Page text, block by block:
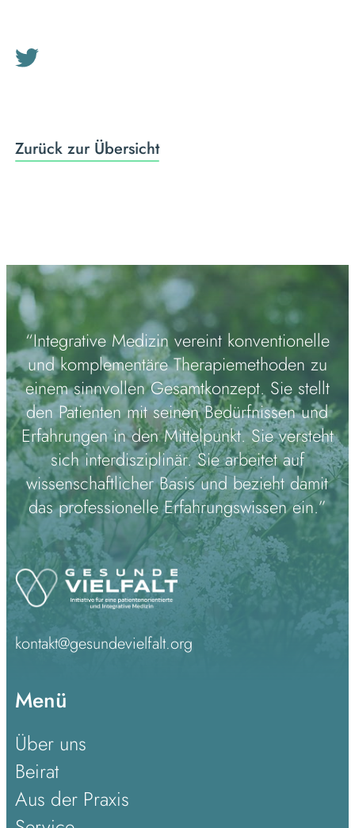
Zurück zur Übersicht
“Integrative Medizin vereint konventionelle
und komplementäre Therapiemethoden zu
einem sinnvollen Gesamtkonzept. Sie stellt
den Patienten mit seinen Bedürfnissen und
Erfahrungen in den Mittelpunkt. Sie versteht
sich interdisziplinär. Sie arbeitet auf
wissenschaftlicher Basis und bezieht damit
das professionelle Erfahrungswissen ein.”
kontakt@gesundevielfalt.org
Menü
Über uns
Beirat
Aus der Praxis